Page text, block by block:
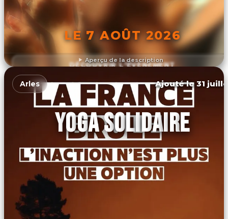
Aperçu de la description
LE 7 AOÛT 2026
DÉCOUVRIR L'ÉVÉNEMENT
Arles Ajouté le 31
YOGA SOLIDAIRE